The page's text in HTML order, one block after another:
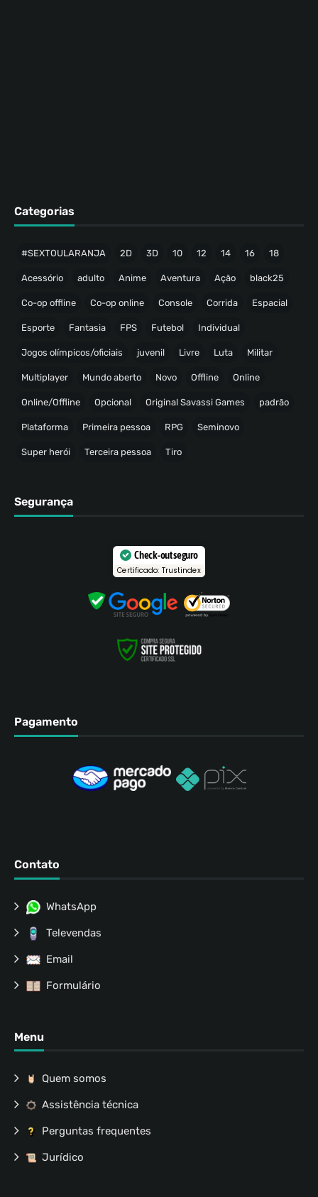
Categorias
#SEXTOULARANJA 2D 3D 10 12 14 16 18
Acessório adulto Anime Aventura Ação black25
Co-op offline Co-op online Console Corrida Espacial
Esporte Fantasia FPS Futebol Individual
Jogos olímpicos/oficiais juvenil Livre Luta Militar
Multiplayer Mundo aberto Novo Offline Online
Online/Offline Opcional Original Savassi Games padrão
Plataforma Primeira pessoa RPG Seminovo
Super herói Terceira pessoa Tiro
Segurança
Check-out seguro
Certificado: Trustindex
Pagamento
Contato
WhatsApp
Televendas
Email
Formulário
Menu
Quem somos
Assistência técnica
Perguntas frequentes
Jurídico